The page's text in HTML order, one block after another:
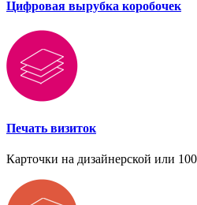
Цифровая вырубка коробочек
Печать визиток
Карточки на дизайнерской или